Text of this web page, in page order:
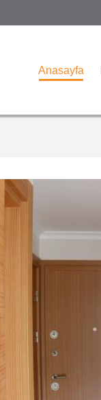
Anasayfa